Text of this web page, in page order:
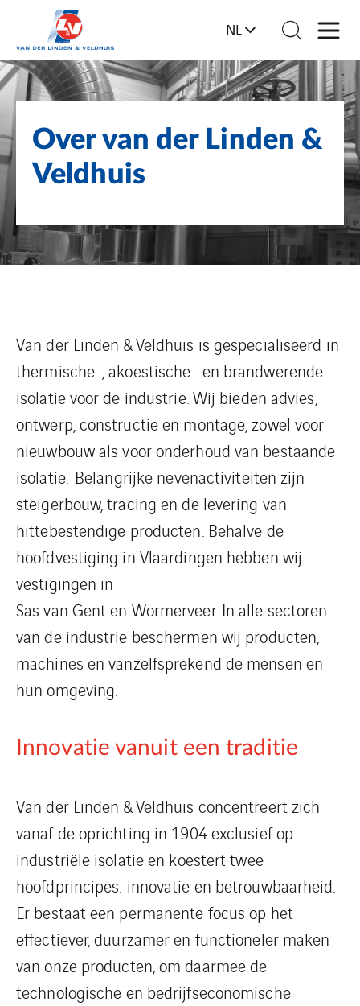
NL
Over van der Linden &
Veldhuis
Van der Linden & Veldhuis is gespecialiseerd in
thermische-, akoestische- en brandwerende
isolatie voor de industrie. Wij bieden advies,
ontwerp, constructie en montage, zowel voor
nieuwbouw als voor onderhoud van bestaande
isolatie. Belangrijke nevenactiviteiten zijn
steigerbouw, tracing en de levering van
hittebestendige producten. Behalve de
hoofdvestiging in Vlaardingen hebben wij
vestigingen in
Sas van Gent en Wormerveer. In alle sectoren
van de industrie beschermen wij producten,
machines en vanzelfsprekend de mensen en
hun omgeving.
Innovatie vanuit een traditie
Van der Linden & Veldhuis concentreert zich
vanaf de oprichting in 1904 exclusief op
industriële isolatie en koestert twee
hoofdprincipes: innovatie en betrouwbaarheid.
Er bestaat een permanente focus op het
effectiever, duurzamer en functioneler maken
van onze producten, om daarmee de
technologische en bedrijfseconomische